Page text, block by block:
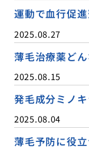
運動で血行促
2025.08.27
薄毛治療薬ど
2025.08.15
発毛成分ミノ
2025.08.04
薄毛予防に役